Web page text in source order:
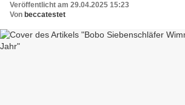
Veröffentlicht am 29.04.2025 15:23
Von beccatestet